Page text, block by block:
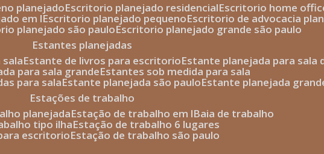
planejado escritorio planejado residencial escritorio home
em l escritorio planejado pequeno escritorio de advocacia
planejado são paulo escritorio planejado grande são paulo
estantes planejadas
sala estante de livros para escritorio estante planejada para sala
para sala grande estantes sob medida para sala
para sala estante planejada são paulo estante planejada
estações de trabalho
planejada estação de trabalho em l baia de trabalho
tipo ilha estação de trabalho 6 lugares
escritorio estação de trabalho são paulo